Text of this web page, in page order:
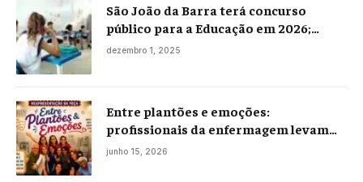
São João da Barra terá concurso
público para a Educação em 2026;
projeto já está na Câmara
dezembro 1, 2025
Entre plantões e emoções:
profissionais da enfermagem levam
histórias reais ao palco em Campos
junho 15, 2026